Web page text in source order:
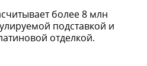
более 8 млн
подставкой и
отделкой.